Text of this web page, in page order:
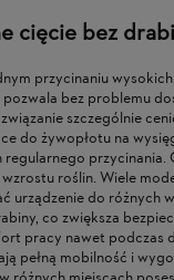
cięcie bez
przycinaniu
bez problemu
szczególnie
do żywopłotu na
roślin. Wiele
urządzenie do różnych
co zwiększa
pracy nawet podczas
pełną mobilność i